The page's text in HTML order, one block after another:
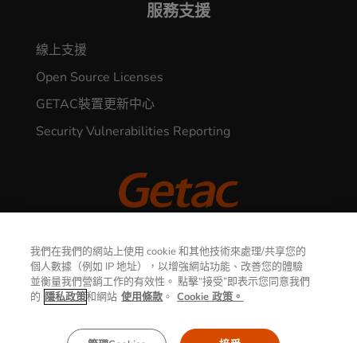
服務支援
線上支援
Open Source Licenses
GETAC裝置更新中心
Security Vulnerabilities Reporting
© 2026 GETAC. All Rights Reserved.
隱私權聲明
使用條款
Cookie政策
聯繫我們
我們在我們的網站上使用 cookie 和其他技術來處理/共享您的
個人數據（例如 IP 地址），以增強網站功能、改善您的體驗
並衡量我們營銷工作的有效性。 點擊“接受”即表示您同意我們
的 隱私政策和網站 使用條款 。 Cookie 政策。